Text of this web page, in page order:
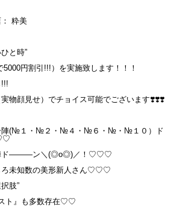
粋美
と時”
円割引!!!）を実施致します！！！
物顔見せ）でチョイス可能でございます❣️❣️❣️
陣(№１・№２・№４・№６・№・№１０）ド
陣ド―――ン＼(◎o◎)／！♡♡♡
ろ未知数の美形新人さん♡♡♡
肢”
ト』も多数存在♡♡